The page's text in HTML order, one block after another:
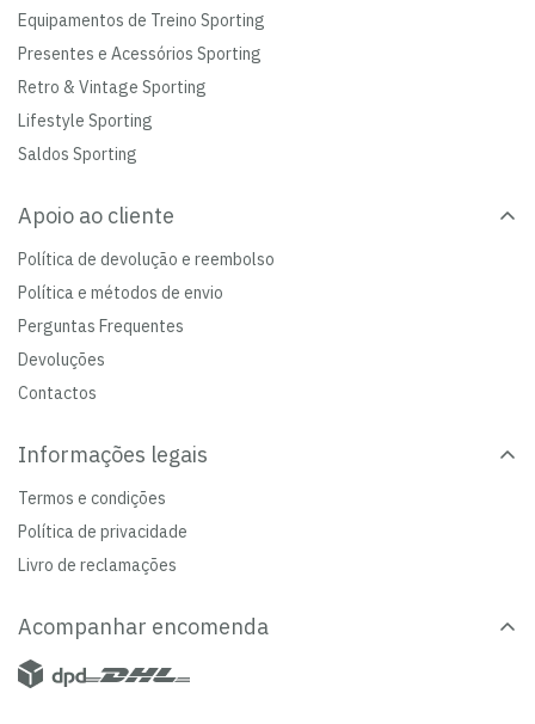
Equipamentos de Treino Sporting
Presentes e Acessórios Sporting
Retro & Vintage Sporting
Lifestyle Sporting
Saldos Sporting
Apoio ao cliente
Política de devolução e reembolso
Política e métodos de envio
Perguntas Frequentes
Devoluções
Contactos
Informações legais
Termos e condições
Política de privacidade
Livro de reclamações
Acompanhar encomenda